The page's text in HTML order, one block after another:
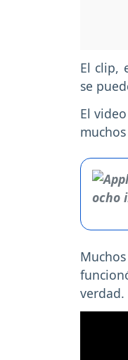
El clip,
se
El
verdad.